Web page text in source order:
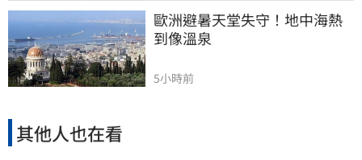
歐洲避暑天堂失守！地中海熱
到像溫泉
5小時前
其他人也在看